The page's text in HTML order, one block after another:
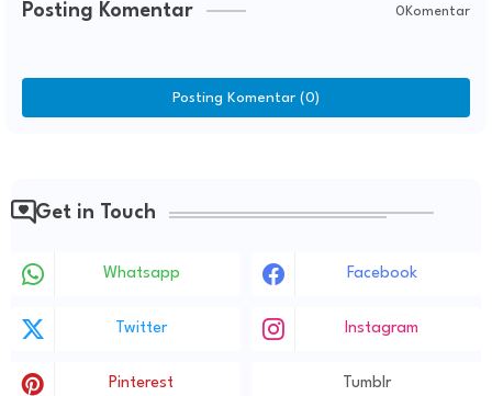
Posting Komentar 0Komentar
Posting Komentar (0)
Get in Touch
Whatsapp Facebook
Twitter Instagram
Pinterest Tumblr